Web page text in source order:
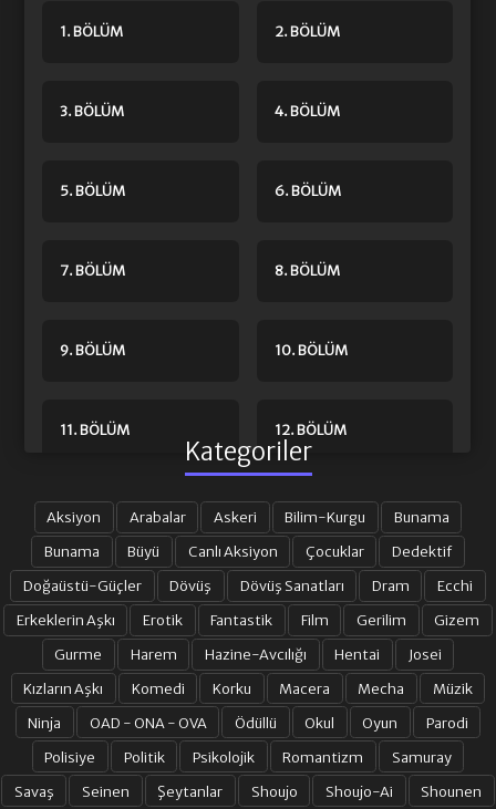
1. BÖLÜM 2. BÖLÜM
3. BÖLÜM 4. BÖLÜM
5. BÖLÜM 6. BÖLÜM
7. BÖLÜM 8. BÖLÜM
9. BÖLÜM 10. BÖLÜM
11. BÖLÜM 12. BÖLÜM
13. BÖLÜM 14. BÖLÜM
15. BÖLÜM 16. BÖLÜM
17. BÖLÜM 18. BÖLÜM
19. BÖLÜM 20. BÖLÜM
Kategoriler
Aksiyon Arabalar Askeri Bilim-Kurgu
Bunama
Bunama
Büyü Canlı Aksiyon Çocuklar
Dedektif
Doğaüstü-Güçler
Dövüş Dövüş Sanatları Dram
Ecchi
Erkeklerin Aşkı
Erotik Fantastik Film Gerilim
Gizem
Gurme
Harem Hazine-Avcılığı Hentai
Josei
Kızların Aşkı
Komedi Korku Macera Mecha
Müzik
Ninja
OAD - ONA - OVA Ödüllü Okul Oyun
Parodi
Polisiye
Politik Psikolojik Romantizm
Samuray
Savaş
Seinen Şeytanlar Shoujo Shoujo-Ai Shounen